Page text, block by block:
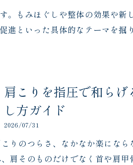
。もみほぐしや整体の効果や
進といった具体的なテーマを
肩こりを指圧で和ら
し方ガイド
2026/07/31
りのつらさ、なかなか楽にな
、肩そのものだけでなく首や肩